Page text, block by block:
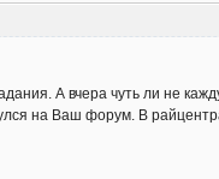
А вчера чуть ли не
на Ваш форум. В